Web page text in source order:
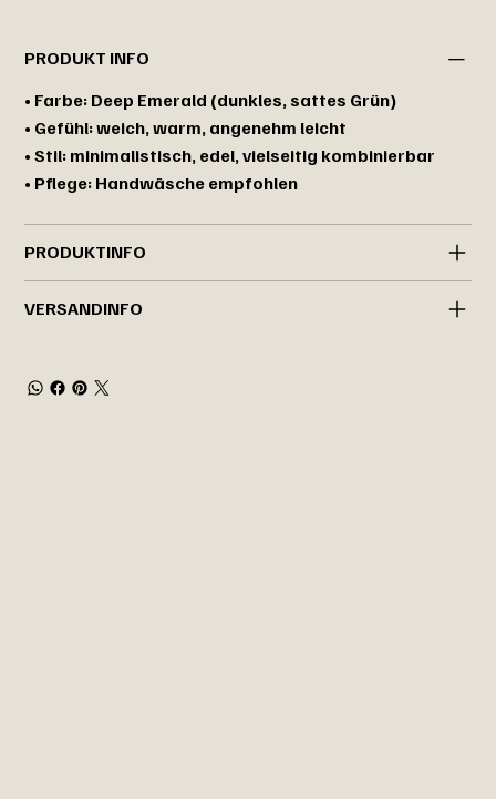
PRODUKT INFO
• Farbe: Deep Emerald (dunkles, sattes Grün)
• Gefühl: weich, warm, angenehm leicht
• Stil: minimalistisch, edel, vielseitig kombinierbar
• Pflege: Handwäsche empfohlen
PRODUKTINFO
VERSANDINFO